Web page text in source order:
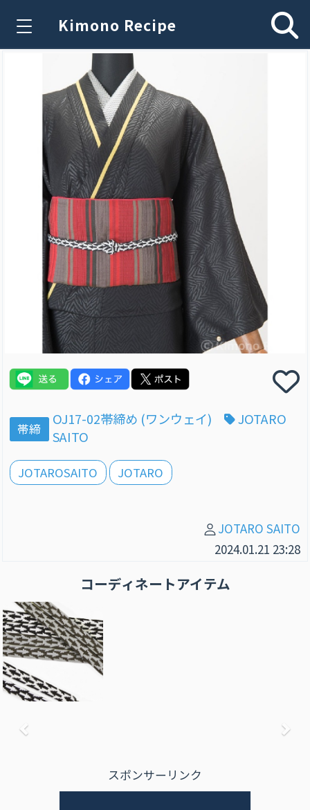
Kimono Recipe
帯締
OJ17-02帯締め (ワンウェイ)
JOTARO
SAITO
JOTAROSAITO JOTARO
JOTARO SAITO
2024.01.21 23:28
コーディネートアイテム
スポンサーリンク